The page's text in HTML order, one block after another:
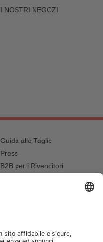
I NOSTRI NEGOZI
Guida alle Taglie
Press
B2B per i Rivenditori